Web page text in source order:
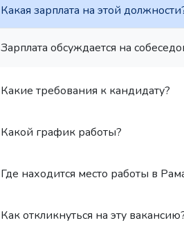
Какая зарплата на этой
Зарплата обсуждается на
Какие требования к кандидату?
Какой график работы?
Где находится место работы в
Как откликнуться на эту